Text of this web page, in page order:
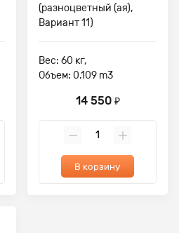
(разноцветный (ая),
Вариант 11)
Вес: 60 кг,
Объем: 0.109 m3
14 550 ₽
В корзину